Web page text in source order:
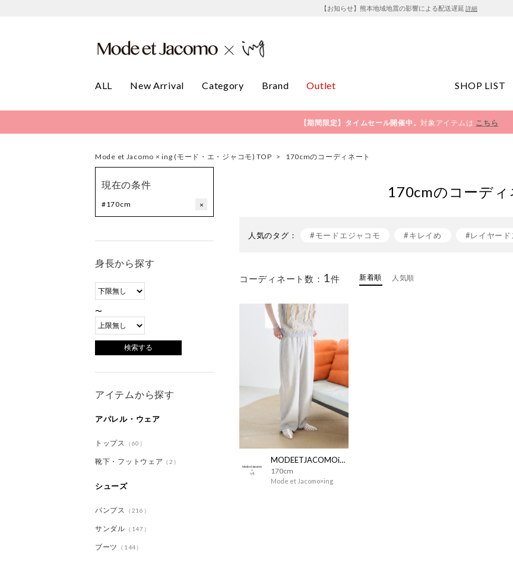
【お知らせ】熊本地域地震の影響による配送遅延 詳細
ALL New Arrival Category Brand Outlet SHOP LIST
【期間限定】タイムセール開催中。対象アイテムは こちら
Mode et Jacomo × ing (モード・エ・ジャコモ) TOP > 170cmのコーディネート
現在の条件
#170cm ×
身長から探す
〜
アイテムから探す
アパレル・ウェア
トップス （60）
靴下・フットウェア （2）
シューズ
パンプス （216）
サンダル （147）
ブーツ （144）
170cmのコーディ
人気のタグ： #モードエジャコモ #キレイめ #レイヤード
コーディネート数： 1件 新着順 人気順
MODEETJACOMOingSTAFF
170cm
Mode et Jacomo×ing